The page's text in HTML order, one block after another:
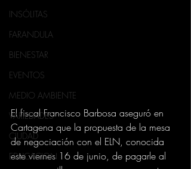
INSÓLITAS
FARANDULA
BIENESTAR
EVENTOS
MEDIO AMBIENTE
VARIEDADES
CIUDAD
EDUCACION
El fiscal Francisco Barbosa aseguró en
Cartagena que la propuesta de la mesa
de negociación con el ELN, conocida
este viernes 16 de junio, de pagarle al